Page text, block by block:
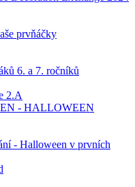
prvňáčky
6. a 7. ročníků
2.A
- HALLOWEEN
- Halloween v prvních